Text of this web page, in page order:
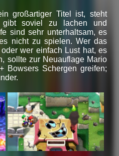
großartiger Titel ist, steht
soviel zu lachen und
sind sehr unterhaltsam, es
nicht zu spielen. Wer das
wer einfach Lust hat, es
sollte zur Neuauflage Mario
Bowsers Schergen greifen;